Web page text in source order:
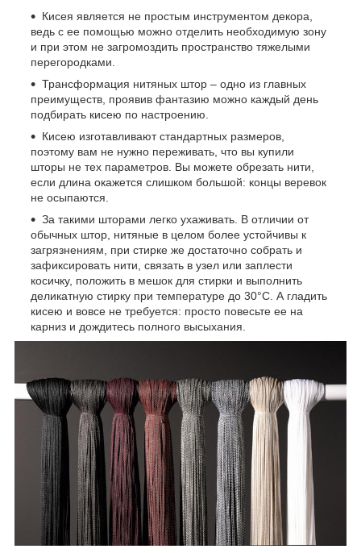
Кисея является не простым инструментом декора,
ведь с ее помощью можно отделить необходимую зону
и при этом не загромоздить пространство тяжелыми
перегородками.
Трансформация нитяных штор – одно из главных
преимуществ, проявив фантазию можно каждый день
подбирать кисею по настроению.
Кисею изготавливают стандартных размеров,
поэтому вам не нужно переживать, что вы купили
шторы не тех параметров. Вы можете обрезать нити,
если длина окажется слишком большой: концы веревок
не осыпаются.
За такими шторами легко ухаживать. В отличии от
обычных штор, нитяные в целом более устойчивы к
загрязнениям, при стирке же достаточно собрать и
зафиксировать нити, связать в узел или заплести
косичку, положить в мешок для стирки и выполнить
деликатную стирку при температуре до 30°C. А гладить
кисею и вовсе не требуется: просто повесьте ее на
карниз и дождитесь полного высыхания.